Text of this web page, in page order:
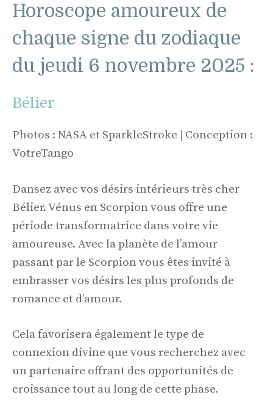
Horoscope amoureux de
chaque signe du zodiaque
du jeudi 6 novembre 2025 :
Bélier
Photos : NASA et SparkleStroke | Conception :
VotreTango
Dansez avec vos désirs intérieurs très cher
Bélier. Vénus en Scorpion vous offre une
période transformatrice dans votre vie
amoureuse. Avec la planète de l’amour
passant par le Scorpion vous êtes invité à
embrasser vos désirs les plus profonds de
romance et d’amour.
Cela favorisera également le type de
connexion divine que vous recherchez avec
un partenaire offrant des opportunités de
croissance tout au long de cette phase.